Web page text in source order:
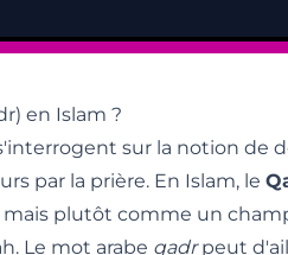
en Islam ?
sur la notion de
par la prière. En Islam, le
plutôt comme un
Le mot arabe qadrpeut